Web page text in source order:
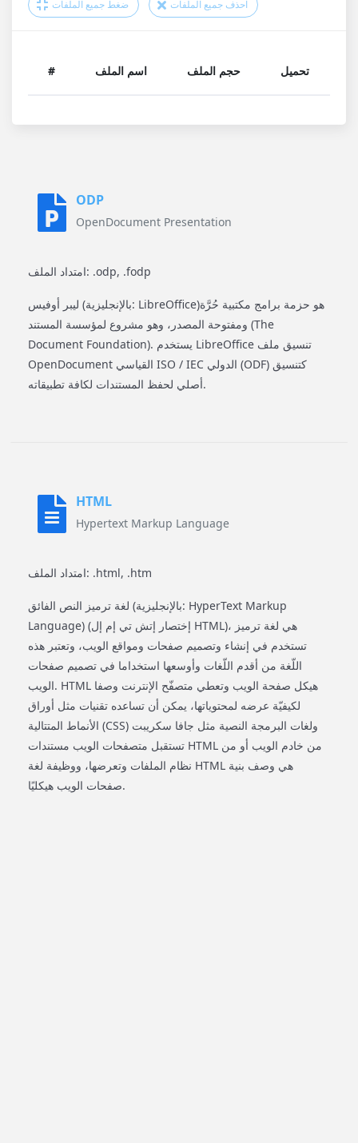
ضغط جميع الملفات احذف جميع الملفات
# اسم الملف حجم الملف تحميل
ODP
OpenDocument Presentation
امتداد الملف: .odp, .fodp
ليبر أوفيس (بالإنجليزية: LibreOffice)‏ هو حزمة برامج مكتبية حُرَّة
ومفتوحة المصدر، وهو مشروع لمؤسسة المستند (The
Document Foundation). يستخدم LibreOffice تنسيق ملف
OpenDocument القياسي ISO / IEC الدولي (ODF) كتنسيق
أصلي لحفظ المستندات لكافة تطبيقاته.
HTML
Hypertext Markup Language
امتداد الملف: .html, .htm
لغة ترميز النص الفائق (بالإنجليزية: HyperText Markup
Language)‏ (إختصار إتش تي إم إل HTML)، هي لغة ترميز
تستخدم في إنشاء وتصميم صفحات ومواقع الويب، وتعتبر هذه
اللّغة من أقدم اللّغات وأوسعها استخداما في تصميم صفحات
الويب. HTML هيكل صفحة الويب وتعطي متصفّح الإنترنت وصفا
لكيفيّة عرضه لمحتوياتها، يمكن أن تساعده تقنيات مثل أوراق
الأنماط المتتالية (CSS) ولغات البرمجة النصية مثل جافا سكريبت
تستقبل متصفحات الويب مستندات HTML من خادم الويب أو من
نظام الملفات وتعرضها، ووظيفة لغة HTML هي وصف بنية
صفحات الويب هيكليًا.